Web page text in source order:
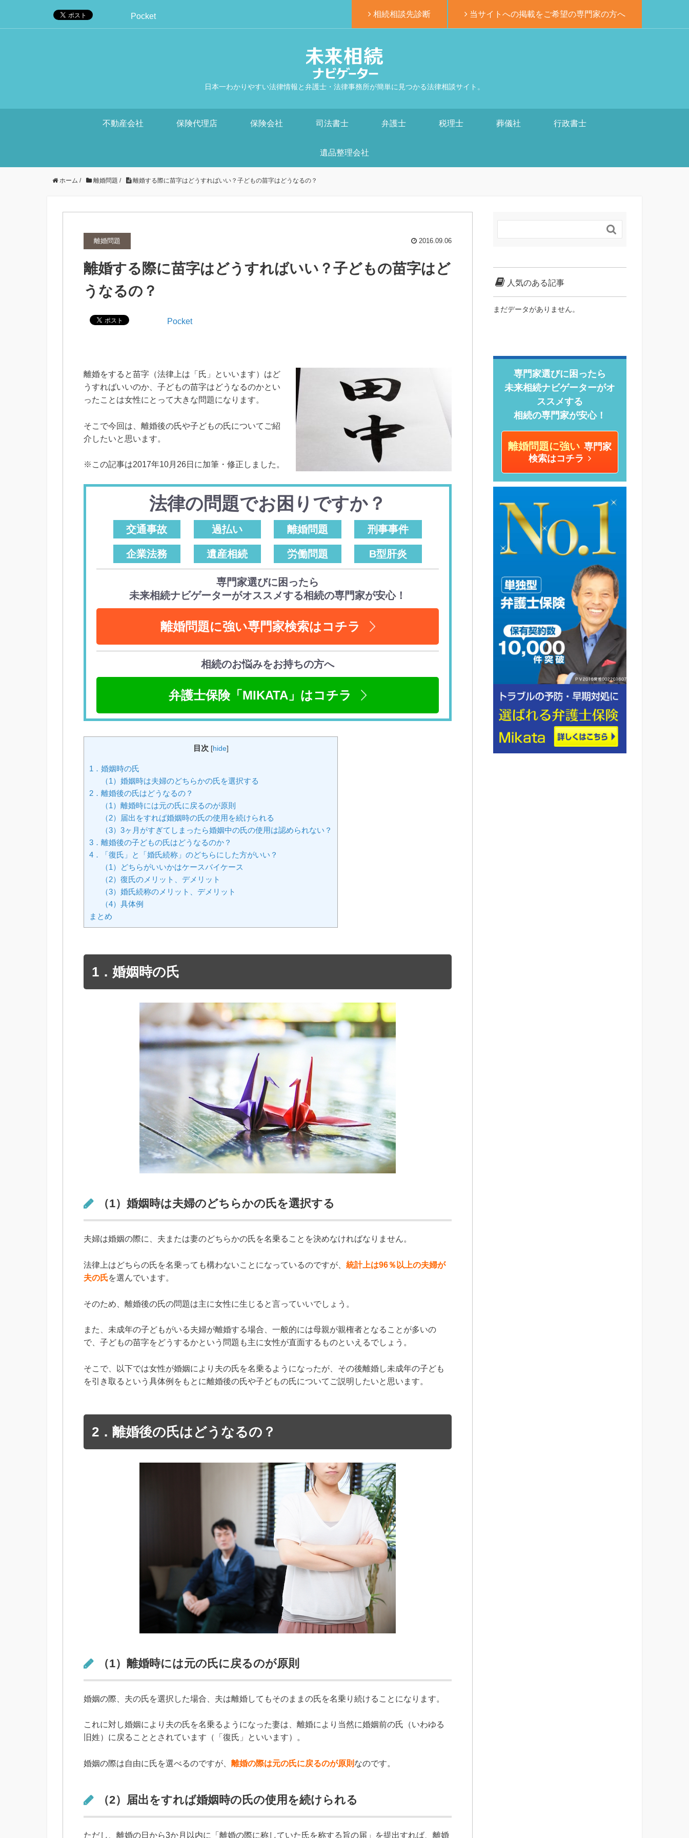
相続相談先診断 当サイトへの掲載をご希望の専門家の方へ
Pocket
日本一わかりやすい法律情報と弁護士・法律事務所が簡単に見つかる法律相談サイト。
不動産会社 保険代理店 保険会社 司法書士 弁護士 税理士 葬儀社 行政書士
遺品整理会社
ホーム / 離婚問題 / 離婚する際に苗字はどうすればいい？子どもの苗字はどうなるの？
離婚問題 2016.09.06
離婚する際に苗字はどうすればいい？子どもの苗字はど
うなるの？
Pocket
離婚をすると苗字（法律上は「氏」といいます）はど
うすればいいのか、子どもの苗字はどうなるのかとい
ったことは女性にとって大きな問題になります。
そこで今回は、離婚後の氏や子どもの氏についてご紹
介したいと思います。
※この記事は2017年10月26日に加筆・修正しました。
法律の問題でお困りですか？
交通事故 過払い 離婚問題 刑事事件
企業法務 遺産相続 労働問題 B型肝炎
専門家選びに困ったら
未来相続ナビゲーターがオススメする相続の専門家が安心！
離婚問題に強い専門家検索はコチラ
相続のお悩みをお持ちの方へ
弁護士保険「MIKATA」はコチラ
目次 [hide]
1．婚姻時の氏
（1）婚姻時は夫婦のどちらかの氏を選択する
2．離婚後の氏はどうなるの？
（1）離婚時には元の氏に戻るのが原則
（2）届出をすれば婚姻時の氏の使用を続けられる
（3）3ヶ月がすぎてしまったら婚姻中の氏の使用は認められない？
3．離婚後の子どもの氏はどうなるのか？
4．「復氏」と「婚氏続称」のどちらにした方がいい？
（1）どちらがいいかはケースバイケース
（2）復氏のメリット、デメリット
（3）婚氏続称のメリット、デメリット
（4）具体例
まとめ
1．婚姻時の氏
（1）婚姻時は夫婦のどちらかの氏を選択する
夫婦は婚姻の際に、夫または妻のどちらかの氏を名乗ることを決めなければなりません。
法律上はどちらの氏を名乗っても構わないことになっているのですが、 統計上は96％以上の夫婦が
夫の氏を選んでいます。
そのため、離婚後の氏の問題は主に女性に生じると言っていいでしょう。
また、未成年の子どもがいる夫婦が離婚する場合、一般的には母親が親権者となることが多いの
で、子どもの苗字をどうするかという問題も主に女性が直面するものといえるでしょう。
そこで、以下では女性が婚姻により夫の氏を名乗るようになったが、その後離婚し未成年の子ども
を引き取るという具体例をもとに離婚後の氏や子どもの氏についてご説明したいと思います。
2．離婚後の氏はどうなるの？
（1）離婚時には元の氏に戻るのが原則
婚姻の際、夫の氏を選択した場合、夫は離婚してもそのままの氏を名乗り続けることになります。
これに対し婚姻により夫の氏を名乗るようになった妻は、離婚により当然に婚姻前の氏（いわゆる
旧姓）に戻ることとされています（「復氏」といいます）。
婚姻の際は自由に氏を選べるのですが、 離婚の際は元の氏に戻るのが原則 なのです。
（2）届出をすれば婚姻時の氏の使用を続けられる
ただし、離婚の日から3か月以内に「離婚の際に称していた氏を称する旨の届」を提出すれば、離婚

人気のある記事
まだデータがありません。
専門家選びに困ったら
未来相続ナビゲーターがオ
ススメする
相続の専門家が安心！
離婚問題に強い 専門家
検索はコチラ